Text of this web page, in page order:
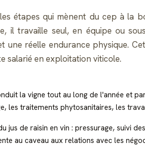
étapes qui mènent du cep à la
il travaille seul, en équipe ou
une réelle endurance physique.
salarié en exploitation viticole.
la vigne tout au long de l'année et
les traitements phytosanitaires, les
de raisin en vin : pressurage, suivi
au caveau aux relations avec les